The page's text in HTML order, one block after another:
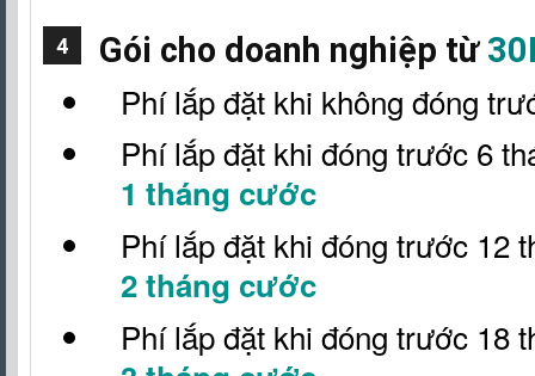
4 Gói cho doanh nghiệp từ
Phí lắp đặt khi không đóng
Phí lắp đặt khi đóng trước 6
1 tháng cước
Phí lắp đặt khi đóng trước 12
2 tháng cước
Phí lắp đặt khi đóng trước 18